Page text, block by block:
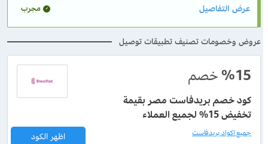
مجرب
عروض وخصومات تصنيف تطبيقات توصيل
%15خصم
كود خصم بريدفاست مصر بقيمة
تخفيض 15% لجميع العملاء
اظهر الكود جميع اكواد بريدفاست